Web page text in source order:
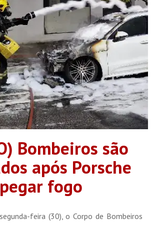
Bombeiros são
após Porsche
pegar fogo
feira (30), o Corpo de Bombeiros